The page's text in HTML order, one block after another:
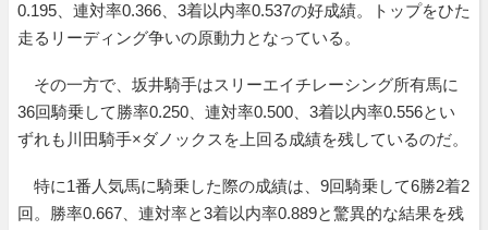
0.195、連対率0.366、3着以内率0.537の好成績。トップをひた
走るリーディング争いの原動力となっている。
その一方で、坂井騎手はスリーエイチレーシング所有馬に
36回騎乗して勝率0.250、連対率0.500、3着以内率0.556とい
ずれも川田騎手×ダノックスを上回る成績を残しているのだ。
特に1番人気馬に騎乗した際の成績は、9回騎乗して6勝2着2
回。勝率0.667、連対率と3着以内率0.889と驚異的な結果を残